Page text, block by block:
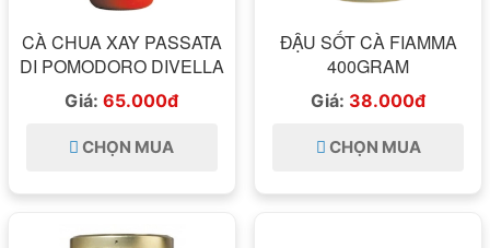
CÀ CHUA XAY PASSATA
DI POMODORO DIVELLA
Giá:65.000đ
CHỌN MUA
ĐẬU SỐT CÀ FIAMMA
400GRAM
Giá: 38.000đ
CHỌN MUA